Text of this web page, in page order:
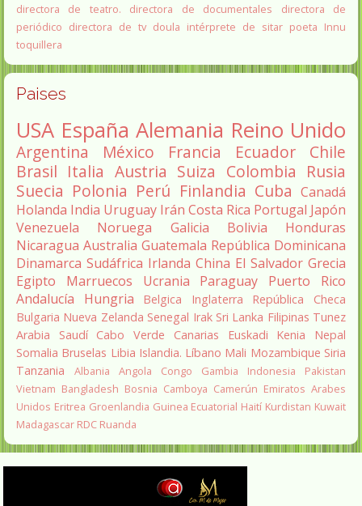
directora de teatro.
directora de documentales
directora de
periódico directora de tv doula intérprete de sitar poeta Innu
toquillera
Paises
USA España Alemania Reino Unido
Argentina México Francia Ecuador
Chile
Brasil Italia Austria Suiza Colombia Rusia
Suecia Polonia Perú Finlandia Cuba Canadá
Holanda India Uruguay Irán Costa Rica Portugal Japón
Venezuela
Noruega Galicia Bolivia
Honduras
Nicaragua Australia Guatemala República Dominicana
Dinamarca Sudáfrica Irlanda China El Salvador Grecia
Egipto
Marruecos Ucrania Paraguay
Puerto Rico
Andalucía
Hungria Belgica Inglaterra
República Checa
Bulgaria Nueva Zelanda Senegal Irak Sri Lanka Filipinas Tunez
Arabia Saudí Cabo Verde Canarias Euskadi Kenia
Nepal
Somalia Bruselas Libia Islandia. Líbano Mali Mozambique Siria
Tanzania
Albania Angola Congo Gambia Indonesia
Pakistan
Vietnam Bangladesh Bosnia Camboya Camerún Emiratos Arabes
Unidos Eritrea Groenlandia Guinea Ecuatorial Haití Kurdistan Kuwait
Madagascar RDC Ruanda